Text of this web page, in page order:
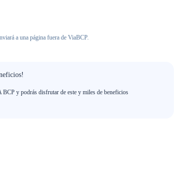
a una página fuera de ViaBCP.
y podrás disfrutar de este y miles de beneficios